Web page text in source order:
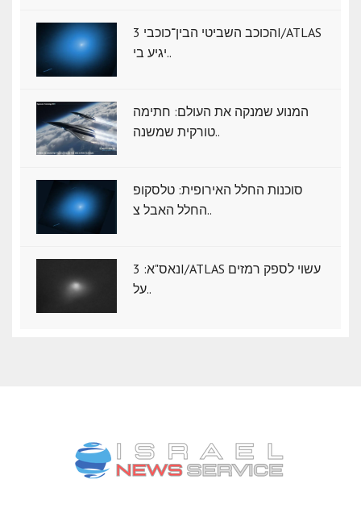
הכוכב השביטי הבין־כוכבי 3I/ATLAS
יגיע בי..
המנוע שמנקה את העולם: חתימה
טורקית שמשנה..
סוכנות החלל האירופית: טלסקופ
החלל האבל צ..
נאס"א: ‏3I/ATLAS עשוי לספק רמזים
על..